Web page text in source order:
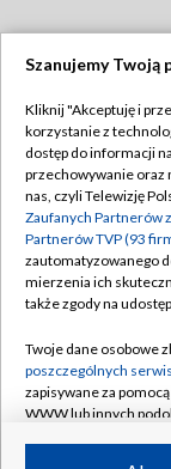
Abonament
Emisja w TVP
Centrum
Naziemna
Rada
System NOS
Informacje o
Szanujemy Twoją
Kliknij "Akceptuję i
korzystanie z
dostęp do informacji
przechowywanie oraz
nas, czyli Telewizję
Zaufanych Partnerów
Partnerów TVP (93
zautomatyzowanego
mierzenia ich
także zgody na
Twoje dane osobowe
poszczególnych
zapisywane za
WWW lub innych